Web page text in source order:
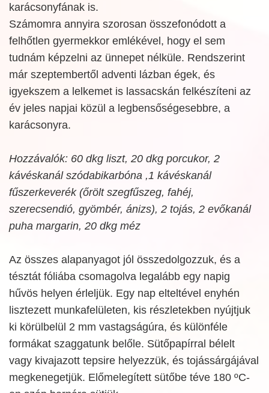
karácsonyfának is.
Számomra annyira szorosan összefonódott a
felhőtlen gyermekkor emlékével, hogy el sem
tudnám képzelni az ünnepet nélküle. Rendszerint
már szeptembertől adventi lázban égek, és
igyekszem a lelkemet is lassacskán felkészíteni az
év jeles napjai közül a legbensőségesebbre, a
karácsonyra.
Hozzávalók: 60 dkg liszt, 20 dkg porcukor, 2
kávéskanál szódabikarbóna ,1 kávéskanál
fűszerkeverék (őrölt szegfűszeg, fahéj,
szerecsendió, gyömbér, ánizs), 2 tojás, 2 evőkanál
puha margarin, 20 dkg méz
Az összes alapanyagot jól összedolgozzuk, és a
tésztát fóliába csomagolva legalább egy napig
hűvös helyen érleljük. Egy nap elteltével enyhén
lisztezett munkafelületen, kis részletekben nyújtjuk
ki körülbelül 2 mm vastagságúra, és különféle
formákat szaggatunk belőle. Sütőpapírral bélelt
vagy kivajazott tepsire helyezzük, és tojássárgájával
megkenegetjük. Előmelegített sütőbe téve 180 ºC-